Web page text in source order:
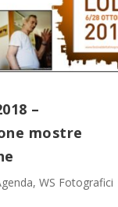
–
mostre
, WS Fotografici